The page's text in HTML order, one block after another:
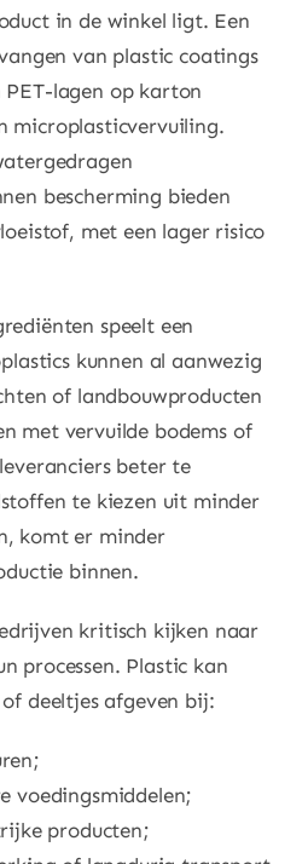
in de winkel ligt. Een
van plastic coatings
lagen op karton
microplasticvervuiling.
bescherming bieden
met een lager risico
speelt een
kunnen al aanwezig
of landbouwproducten
met vervuilde bodems of
beter te
te kiezen uit minder
komt er minder
binnen.
kritisch kijken naar
processen. Plastic kan
deeltjes afgeven bij:
voedingsmiddelen;
producten;